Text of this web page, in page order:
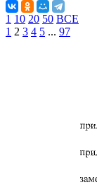
1 10 20 50 ВСЕ
1 2 3 4 5 ... 97